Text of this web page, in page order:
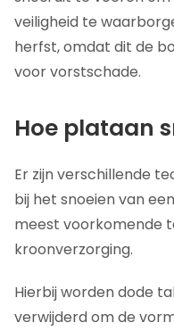
veiligheid te
herfst, omdat dit de
voor vorstschade.
Hoe plataan
Er zijn verschillende
bij het snoeien van
meest voorkomende
kroonverzorging.
Hierbij worden dode
verwijderd om de